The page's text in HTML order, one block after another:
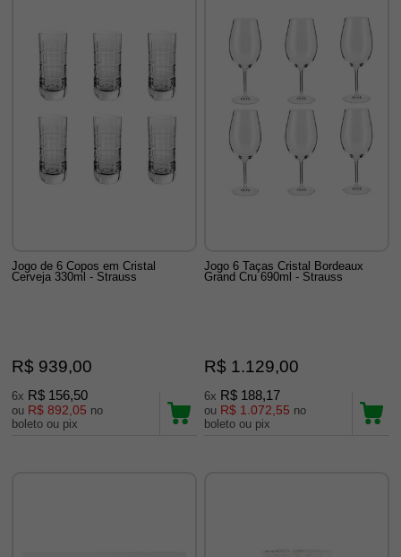
Jogo de 6 Copos em Cristal
Cerveja 330ml - Strauss
R$ 939,00
6x R$ 156,50
ou R$ 892,05 no
boleto ou pix
Jogo 6 Taças Cristal Bordeaux
Grand Cru 690ml - Strauss
R$ 1.129,00
6x R$ 188,17
ou R$ 1.072,55 no
boleto ou pix